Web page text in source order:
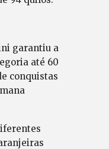
garantiu a
até 60
conquistas